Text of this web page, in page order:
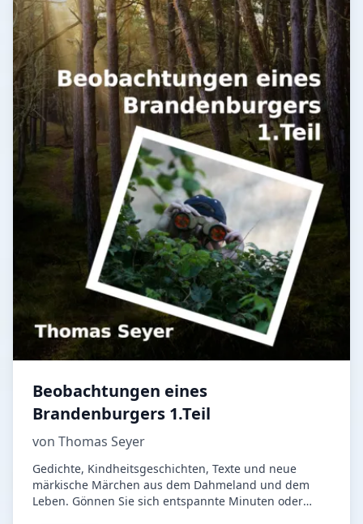
Beobachtungen eines
Brandenburgers 1.Teil
von Thomas Seyer
Gedichte, Kindheitsgeschichten, Texte und neue
märkische Märchen aus dem Dahmeland und dem
Leben. Gönnen Sie sich entspannte Minuten oder